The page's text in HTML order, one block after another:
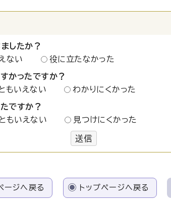
したか？
えない 役に立たなかった
かったですか？
もいえない わかりにくかった
ですか？
もいえない 見つけにくかった
送信
ージへ戻る トップページへ戻る